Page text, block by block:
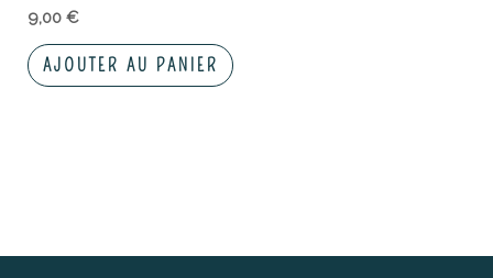
9,00€
AJOUTER AU PANIER